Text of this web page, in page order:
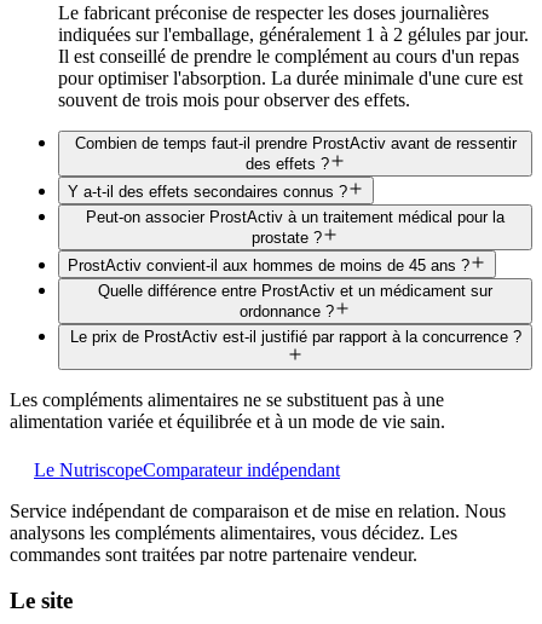
Le fabricant préconise de respecter les doses journalières
indiquées sur l'emballage, généralement 1 à 2 gélules par jour.
Il est conseillé de prendre le complément au cours d'un repas
pour optimiser l'absorption. La durée minimale d'une cure est
souvent de trois mois pour observer des effets.
Combien de temps faut-il prendre ProstActiv avant de ressentir
des effets ?
Y a-t-il des effets secondaires connus ?
Peut-on associer ProstActiv à un traitement médical pour la
prostate ?
ProstActiv convient-il aux hommes de moins de 45 ans ?
Quelle différence entre ProstActiv et un médicament sur
ordonnance ?
Le prix de ProstActiv est-il justifié par rapport à la concurrence ?
Les compléments alimentaires ne se substituent pas à une
alimentation variée et équilibrée et à un mode de vie sain.
Le NutriscopeComparateur indépendant
Service indépendant de comparaison et de mise en relation. Nous
analysons les compléments alimentaires, vous décidez. Les
commandes sont traitées par notre partenaire vendeur.
Le site